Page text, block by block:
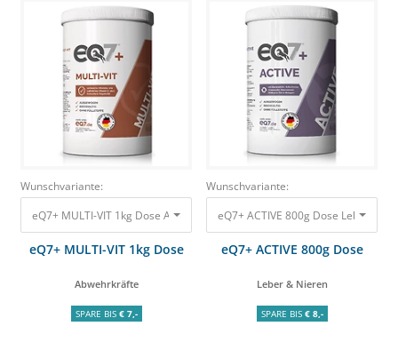
Wunschvariante:
eQ7+ MULTI-VIT 1kg Dose Abwehrkräfte 69,00 €
eQ7+ MULTI-VIT 1kg Dose
Abwehrkräfte
SPARE BIS € 7,-
Wunschvariante:
eQ7+ ACTIVE 800g Dose Leber &
eQ7+ ACTIVE 800g Dose
Leber & Nieren
SPARE BIS € 8,-